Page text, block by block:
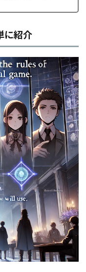
に紹介